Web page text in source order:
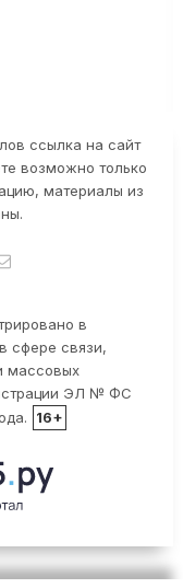
ссылка на сайт
возможно только
материалы из
в
сфере связи,
массовых
ЭЛ № ФС
16+